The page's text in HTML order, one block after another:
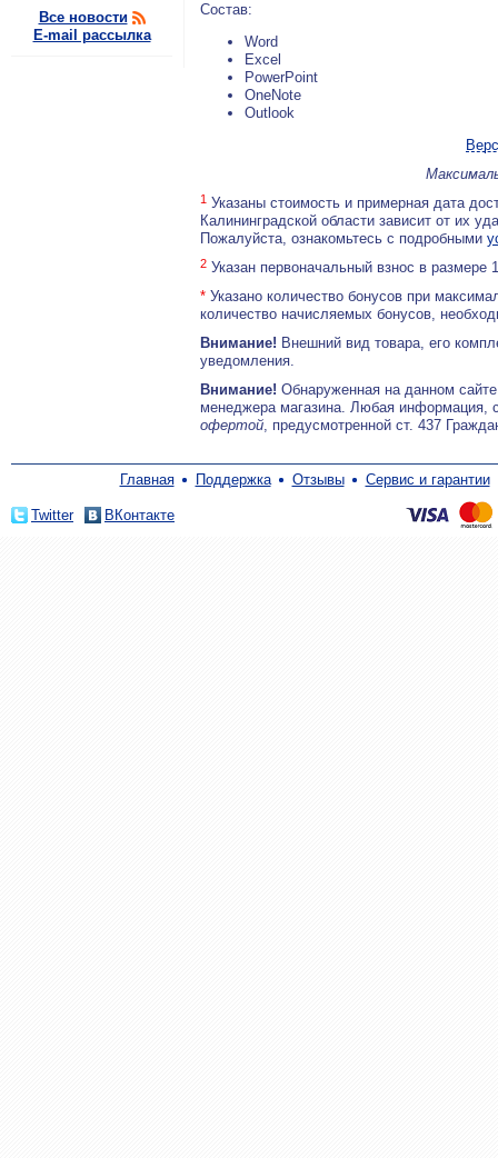
Все новости
E-mail рассылка
Состав:
Word
Excel
PowerPoint
OneNote
Outlook
1 Указаны стоимость и примерная дата
Калининградской области зависит от их
Пожалуйста, ознакомьтесь с подробными
2 Указан первоначальный взнос в
* Указано количество бонусов при
количество начисляемых бонусов,
Внимание! Внешний вид товара, его
уведомления.
Внимание! Обнаруженная на данном
менеджера магазина. Любая информация,
офертой, предусмотренной ст. 437
Главная Поддержка Отзывы Сервис и гарантии
Twitter ВКонтакте